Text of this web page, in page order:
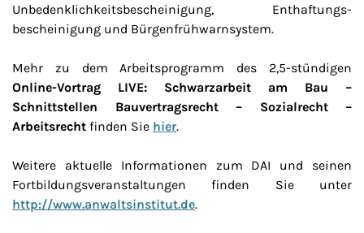
Unbedenklichkeitsbescheinigung, Enthaftungs-
bescheinigung und Bürgenfrühwarnsystem.
Mehr zu dem Arbeitsprogramm des 2,5-stündigen
Online-Vortrag LIVE: Schwarzarbeit am Bau –
Schnittstellen Bauvertragsrecht – Sozialrecht –
Arbeitsrecht finden Sie hier.
Weitere aktuelle Informationen zum DAI und seinen
Fortbildungsveranstaltungen finden Sie unter
http://www.anwaltsinstitut.de.